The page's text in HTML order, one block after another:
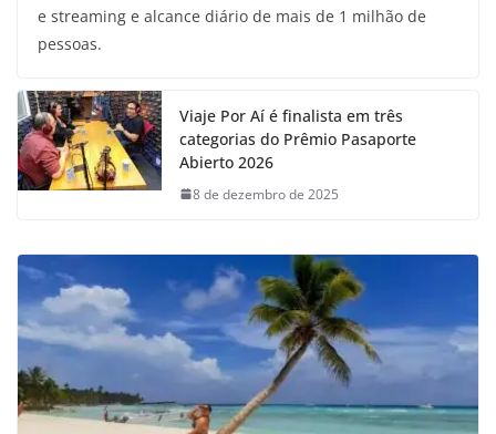
e streaming e alcance diário de mais de 1 milhão de
pessoas.
Viaje Por Aí é finalista em três
categorias do Prêmio Pasaporte
Abierto 2026
8 de dezembro de 2025